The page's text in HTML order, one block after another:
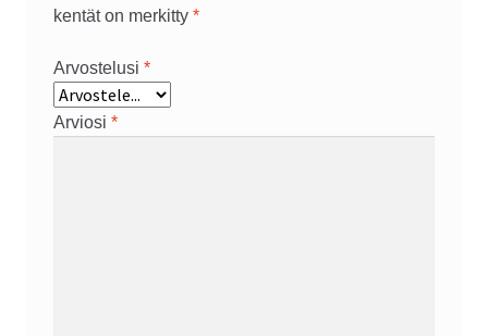
kentät on merkitty *
Arvostelusi *
Arviosi *